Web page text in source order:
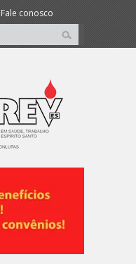
Fale conosco